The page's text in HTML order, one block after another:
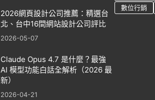
2026網頁設計公司推薦：精選台
北、台中16間網站設計公司評比
2026-05-07
Claude Opus 4.7 是什麼？最強
AI 模型功能白話全解析（2026 最
新）
2026-04-21
數位行銷